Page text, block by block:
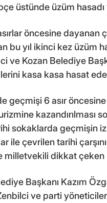
üstünde üzüm hasadı
öncesine dayanan
bu yıl ikinci kez üzüm
ve Kozan Belediye
kasa kasa hasat
geçmişi 6 asır
kazandırılması
sokaklarda geçmişin
ile çevrilen tarihi
milletvekili dikkat
Başkanı Kazım
ve parti